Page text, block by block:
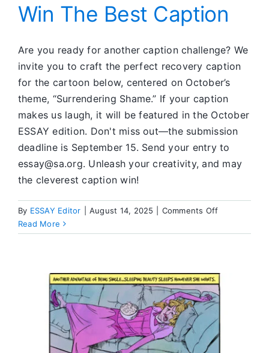
Win The Best Caption
Are you ready for another caption challenge? We
invite you to craft the perfect recovery caption
for the cartoon below, centered on October’s
theme, “Surrendering Shame.” If your caption
makes us laugh, it will be featured in the October
ESSAY edition. Don't miss out—the submission
deadline is September 15. Send your entry to
essay@sa.org. Unleash your creativity, and may
the cleverest caption win!
By ESSAY Editor August 14, 2025 Comments Offon
The
Read More